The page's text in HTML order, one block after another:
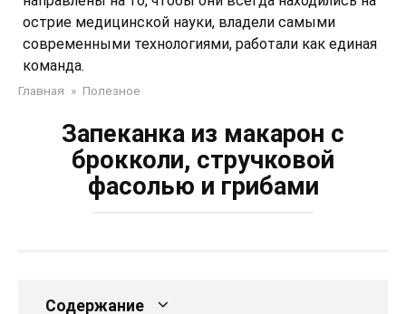
острие медицинской науки, владели самыми
современными технологиями, работали как единая
команда.
Главная » Полезное
Запеканка из макарон с
брокколи, стручковой
фасолью и грибами
Содержание